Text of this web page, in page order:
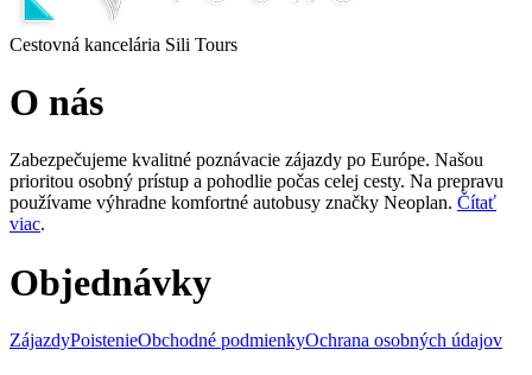
Cestovná kancelária Sili Tours
O nás
Zabezpečujeme kvalitné poznávacie zájazdy po Európe. Našou
prioritou osobný prístup a pohodlie počas celej cesty. Na prepravu
používame výhradne komfortné autobusy značky Neoplan. Čítať
viac.
Objednávky
ZájazdyPoistenieObchodné podmienkyOchrana osobných údajov